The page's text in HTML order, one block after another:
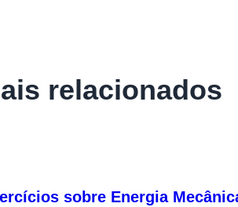
relacionados
sobre Energia